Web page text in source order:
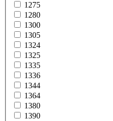
1275
1280
1300
1305
1324
1325
1335
1336
1344
1364
1380
1390